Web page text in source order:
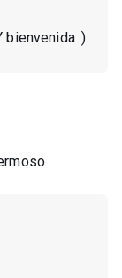
bienvenida :)